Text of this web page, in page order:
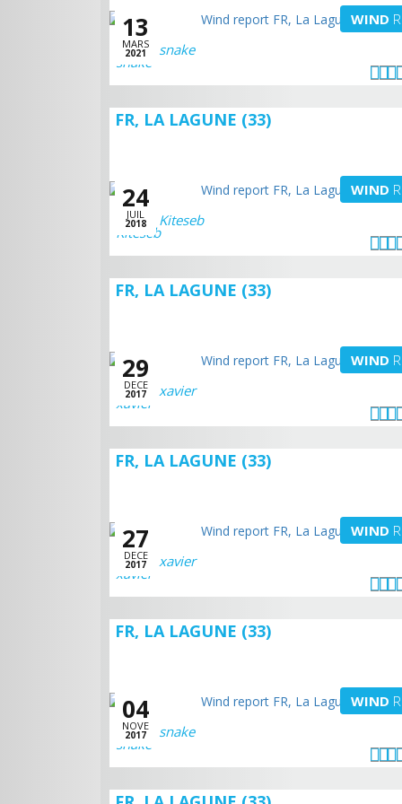
13
MARS
2021
WIND
snake
FR, LA LAGUNE (33)
24
JUIL
2018
WIND
Kiteseb
FR, LA LAGUNE (33)
29
DECE
2017
WIND
xavier
FR, LA LAGUNE (33)
27
DECE
2017
WIND
xavier
FR, LA LAGUNE (33)
04
NOVE
2017
WIND
snake